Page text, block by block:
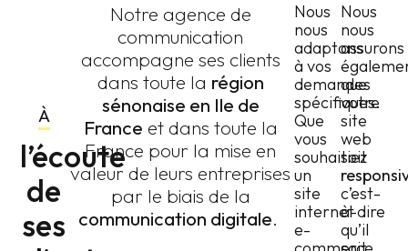
À
l’écoute
de
ses
Notre agence de
communication
accompagne ses clients
dans toute la région
sénonaise en Ile de
France et dans toute la
France pour la mise en
valeur de leurs entreprises
par le biais de la
communication digitale.
Nous
nous
adaptons
à vos
demandes
spécifiques.
Que
vous
souhaitiez
un
site
internet
e-
Nous
nous
assurons
que
votre
site
web
soit
c’est-
à-dire
qu’il